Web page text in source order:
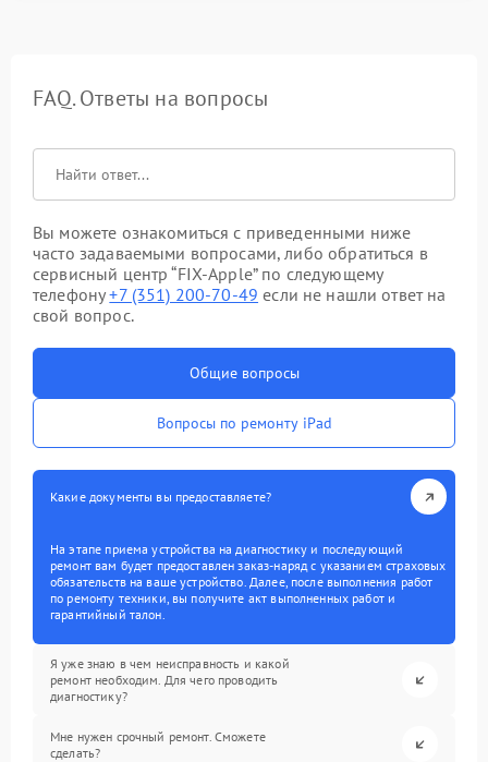
FAQ. Ответы на вопросы
Вы можете ознакомиться с приведенными ниже
часто задаваемыми вопросами, либо обратиться в
сервисный центр “FIX-Apple” по следующему
телефону+7 (351) 200-70-49 если не нашли ответ на
свой вопрос.
Общие вопросы
Вопросы по ремонту iPad
Какие документы вы предоставляете?
На этапе приема устройства на диагностику и последующий
ремонт вам будет предоставлен заказ-наряд с указанием страховых
обязательств на ваше устройство. Далее, после выполнения работ
по ремонту техники, вы получите акт выполненных работ и
гарантийный талон.
Я уже знаю в чем неисправность и какой
ремонт необходим. Для чего проводить
диагностику?
Мне нужен срочный ремонт. Сможете
сделать?